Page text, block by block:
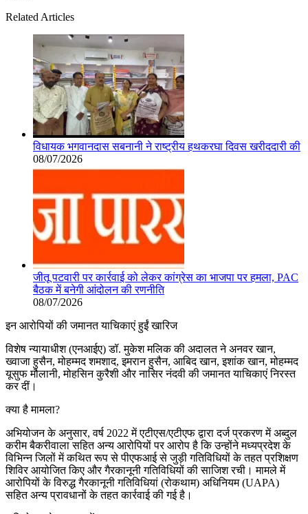
Related Articles
विधायक भगवानदास सबनानी ने राष्ट्रीय हथकरघा दिवस खरीददारी की
08/07/2026
जीतू पटवारी पर कार्रवाई को लेकर कांग्रेस का भाजपा पर हमला, PAC
बैठक में बनेगी आंदोलन की रणनीति
08/07/2026
इन आरोपियों की जमानत याचिकाएं हुईं खारिज
विशेष न्यायाधीश (एनआईए) डॉ. मुकेश मलिक की अदालत ने अनवर खान,
ख्वाजा हुसैन, मोहम्मद शमशाद, इमरान हुसैन, आबिद खान, इशांक खान, मोहम्मद
यूसुफ मौलानी, मोहसिन कुरैशी और नासिर नंदवी की जमानत याचिकाएं निरस्त
कर दीं।
क्या है मामला?
अभियोजन के अनुसार, वर्ष 2022 में एटीएस/एटीएफ द्वारा दर्ज प्रकरण में अब्दुल
करीम बैकरीवाला सहित अन्य आरोपियों पर आरोप है कि उन्होंने मध्यप्रदेश के
विभिन्न जिलों में कथित रूप से पीएफआई से जुड़ी गतिविधियों के तहत प्रशिक्षण
शिविर आयोजित किए और गैरकानूनी गतिविधियों की साजिश रची। मामले में
आरोपियों के विरुद्ध गैरकानूनी गतिविधियां (रोकथाम) अधिनियम (UAPA)
सहित अन्य प्रावधानों के तहत कार्रवाई की गई है।